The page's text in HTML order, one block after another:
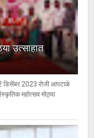
उत्साहात
डिसेंबर 2023 रोजी आपटाळे
महोत्सव मोठ्या